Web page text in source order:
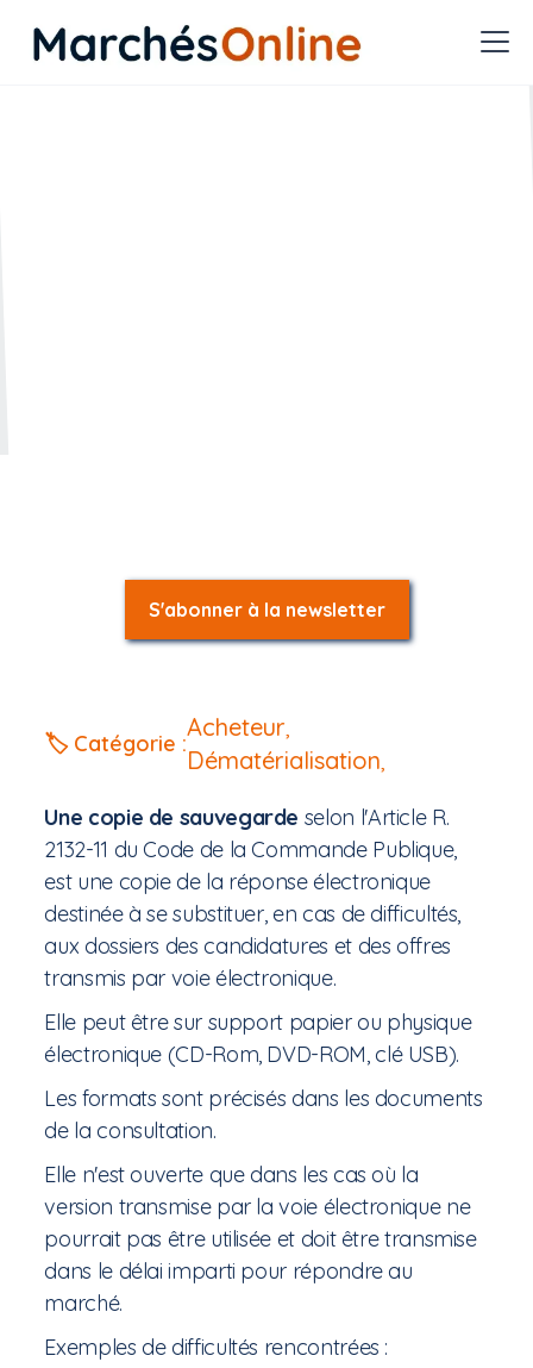
🏷️ Catégorie :
Acheteur,
Dématérialisation,
Une copie de sauvegarde selon l'Article R.
2132-11 du Code de la Commande Publique,
est une copie de la réponse électronique
destinée à se substituer, en cas de difficultés,
aux dossiers des candidatures et des offres
transmis par voie électronique.
Elle peut être sur support papier ou physique
électronique (CD-Rom, DVD-ROM, clé USB).
Les formats sont précisés dans les documents
de la consultation.
Elle n'est ouverte que dans les cas où la
version transmise par la voie électronique ne
pourrait pas être utilisée et doit être transmise
dans le délai imparti pour répondre au
marché.
Exemples de difficultés rencontrées :
S'abonner à la newsletter